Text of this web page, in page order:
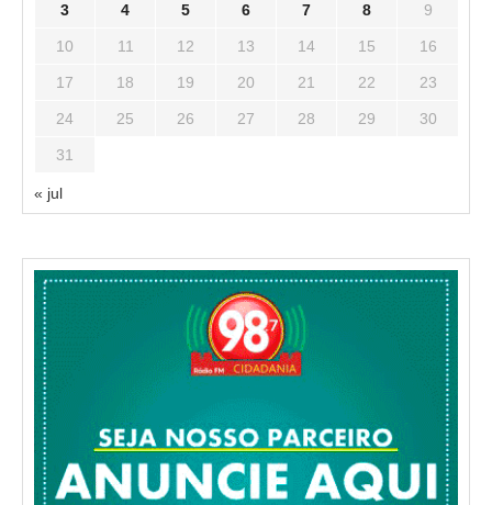
3 4 5 6 7 8 9
10 11 12 13 14 15 16
17 18 19 20 21 22 23
24 25 26 27 28 29 30
31
« jul